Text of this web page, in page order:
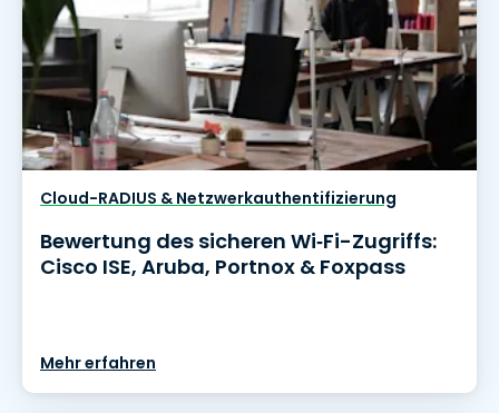
Cloud-RADIUS & Netzwerkauthentifizierung
Bewertung des sicheren Wi‑Fi-Zugriffs:
Cisco ISE, Aruba, Portnox & Foxpass
Mehr erfahren